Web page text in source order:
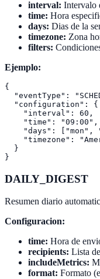
interval: Intervalo
time: Hora
days: Dias de la
timezone: Zona
filters:
Ejemplo:
{
"eventType":
  "configuration": {
"interval": 60,
"time":
"days": ["mon",
"timezone":
  }
DAILY_DIGEST
Resumen diario
Configuracion:
time: Hora de
recipients: Lista
includeMetrics:
format: Formato